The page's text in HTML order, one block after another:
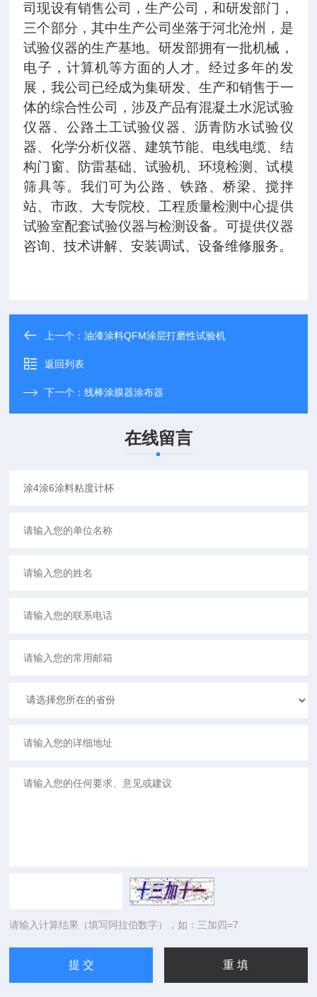
司现设有销售公司，生产公司，和研发部门，
三个部分，其中生产公司坐落于河北沧州，是
试验仪器的生产基地。研发部拥有一批机械，
电子，计算机等方面的人才。经过多年的发
展，我公司已经成为集研发、生产和销售于一
体的综合性公司，涉及产品有混凝土水泥试验
仪器、公路土工试验仪器、沥青防水试验仪
器、化学分析仪器、建筑节能、电线电缆、结
构门窗、防雷基础、试验机、环境检测、试模
筛具等。我们可为公路、铁路、桥梁、搅拌
站、市政、大专院校、工程质量检测中心提供
试验室配套试验仪器与检测设备。可提供仪器
咨询、技术讲解、安装调试、设备维修服务。
上一个：油漆涂料QFM涂层打磨性试验机
返回列表
下一个：线棒涂膜器涂布器
在线留言
请输入计算结果（填写阿拉伯数字），如：三加四=7